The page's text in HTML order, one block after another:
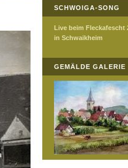
SCHWOIGA-SONG
Live beim Fleckafescht
in Schwaikheim
GEMÄLDE GALERIE